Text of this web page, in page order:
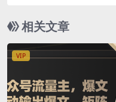
零基础到技术流实操教
相关文章
VIP